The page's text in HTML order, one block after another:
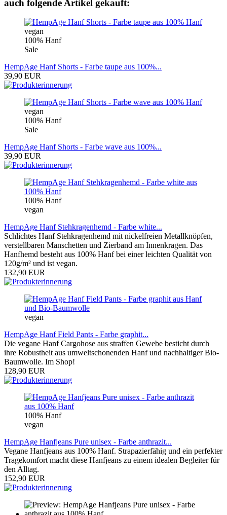
auch folgende Artikel gekauft:
vegan
100% Hanf
Sale
HempAge Hanf Shorts - Farbe taupe aus 100%...
39,90 EUR
vegan
100% Hanf
Sale
HempAge Hanf Shorts - Farbe wave aus 100%...
39,90 EUR
100% Hanf
vegan
HempAge Hanf Stehkragenhemd - Farbe white...
Schlichtes Hanf Stehkragenhemd mit nickelfreien Metallknöpfen,
verstellbaren Manschetten und Zierband am Innenkragen. Das
Hanfhemd besteht aus 100% Hanf bei einer leichten Qualität von
120g/m² und ist vegan.
132,90 EUR
vegan
HempAge Hanf Field Pants - Farbe graphit...
Die vegane Hanf Cargohose aus straffen Gewebe besticht durch
ihre Robustheit aus umweltschonenden Hanf und nachhaltiger Bio-
Baumwolle. Im Shop!
128,90 EUR
100% Hanf
vegan
HempAge Hanfjeans Pure unisex - Farbe anthrazit...
Vegane Hanfjeans aus 100% Hanf. Strapazierfähig und ein perfekter
Tragekomfort macht diese Hanfjeans zu einem idealen Begleiter für
den Alltag.
152,90 EUR